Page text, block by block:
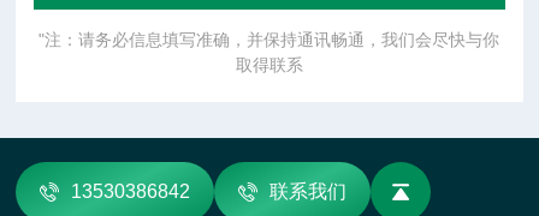
"注：请务必信息填写准确，并保持通讯畅通，我们会尽快与你
取得联系
13530386842 联系我们